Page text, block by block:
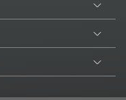
5700 6000 6500